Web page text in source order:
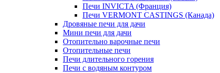
Печи INVICTA (Франция)
Печи VERMONT CASTINGS (Канада)
Дровяные печи для дачи
Мини печи для дачи
Отопительно варочные печи
Отопительные печи
Печи длительного горения
Печи с водяным контуром